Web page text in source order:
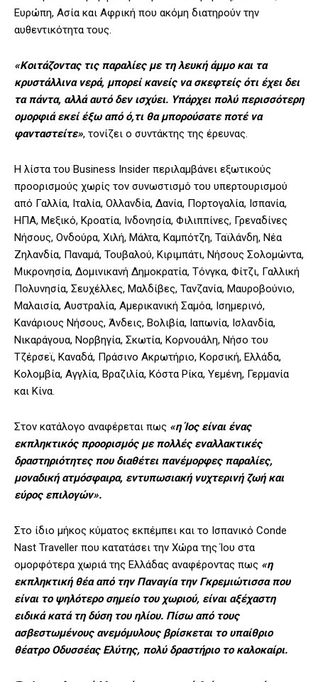
Ευρώπη, Ασία και Αφρική που ακόμη διατηρούν την
αυθεντικότητα τους.
«Κοιτάζοντας τις παραλίες με τη λευκή άμμο και τα
κρυστάλλινα νερά, μπορεί κανείς να σκεφτείς ότι έχει δει
τα πάντα, αλλά αυτό δεν ισχύει. Υπάρχει πολύ περισσότερη
ομορφιά εκεί έξω από ό,τι θα μπορούσατε ποτέ να
φανταστείτε», τονίζει ο συντάκτης της έρευνας.
Η λίστα του Business Insider περιλαμβάνει εξωτικούς
προορισμούς χωρίς τον συνωστισμό του υπερτουρισμού
από Γαλλία, Ιταλία, Ολλανδία, Δανία, Πορτογαλία, Ισπανία,
ΗΠΑ, Μεξικό, Κροατία, Ινδονησία, Φιλιππίνες, Γρεναδίνες
Νήσους, Ονδούρα, Χιλή, Μάλτα, Καμπότζη, Ταϊλάνδη, Νέα
Ζηλανδία, Παναμά, Τουβαλού, Κιριμπάτι, Νήσους Σολομώντα,
Μικρονησία, Δομινικανή Δημοκρατία, Τόνγκα, Φίτζι, Γαλλική
Πολυνησία, Σευχέλλες, Μαλδίβες, Τανζανία, Μαυροβούνιο,
Μαλαισία, Αυστραλία, Αμερικανική Σαμόα, Ισημερινό,
Κανάριους Νήσους, Άνδεις, Βολιβία, Ιαπωνία, Ισλανδία,
Νικαράγουα, Νορβηγία, Σκωτία, Κορνουάλη, Νήσο του
Τζέρσεϊ, Καναδά, Πράσινο Ακρωτήριο, Κορσική, Ελλάδα,
Κολομβία, Αγγλία, Βραζιλία, Κόστα Ρίκα, Υεμένη, Γερμανία
και Κίνα.
Στον κατάλογο αναφέρεται πως «η Ίος είναι ένας
εκπληκτικός προορισμός με πολλές εναλλακτικές
δραστηριότητες που διαθέτει πανέμορφες παραλίες,
μοναδική ατμόσφαιρα, εντυπωσιακή νυχτερινή ζωή και
εύρος επιλογών».
Στο ίδιο μήκος κύματος εκπέμπει και το Ισπανικό Conde
Nast Traveller που κατατάσει την Χώρα της Ίου στα
ομορφότερα χωριά της Ελλάδας αναφέροντας πως «η
εκπληκτική θέα από την Παναγία την Γκρεμιώτισσα που
είναι το ψηλότερο σημείο του χωριού, είναι αξέχαστη
ειδικά κατά τη δύση του ηλίου. Πίσω από τους
ασβεστωμένους ανεμόμυλους βρίσκεται το υπαίθριο
θέατρο Οδυσσέας Ελύτης, πολύ δραστήριο το καλοκαίρι.